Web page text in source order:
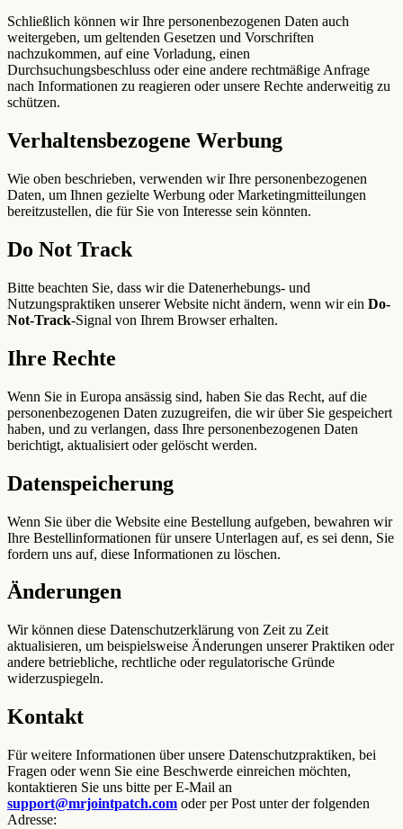
Schließlich können wir Ihre personenbezogenen Daten auch
weitergeben, um geltenden Gesetzen und Vorschriften
nachzukommen, auf eine Vorladung, einen
Durchsuchungsbeschluss oder eine andere rechtmäßige Anfrage
nach Informationen zu reagieren oder unsere Rechte anderweitig zu
schützen.
Verhaltensbezogene Werbung
Wie oben beschrieben, verwenden wir Ihre personenbezogenen
Daten, um Ihnen gezielte Werbung oder Marketingmitteilungen
bereitzustellen, die für Sie von Interesse sein könnten.
Do Not Track
Bitte beachten Sie, dass wir die Datenerhebungs- und
Nutzungspraktiken unserer Website nicht ändern, wenn wir ein Do-
Not-Track-Signal von Ihrem Browser erhalten.
Ihre Rechte
Wenn Sie in Europa ansässig sind, haben Sie das Recht, auf die
personenbezogenen Daten zuzugreifen, die wir über Sie gespeichert
haben, und zu verlangen, dass Ihre personenbezogenen Daten
berichtigt, aktualisiert oder gelöscht werden.
Datenspeicherung
Wenn Sie über die Website eine Bestellung aufgeben, bewahren wir
Ihre Bestellinformationen für unsere Unterlagen auf, es sei denn, Sie
fordern uns auf, diese Informationen zu löschen.
Änderungen
Wir können diese Datenschutzerklärung von Zeit zu Zeit
aktualisieren, um beispielsweise Änderungen unserer Praktiken oder
andere betriebliche, rechtliche oder regulatorische Gründe
widerzuspiegeln.
Kontakt
Für weitere Informationen über unsere Datenschutzpraktiken, bei
Fragen oder wenn Sie eine Beschwerde einreichen möchten,
kontaktieren Sie uns bitte per E-Mail an
support@mrjointpatch.com oder per Post unter der folgenden
Adresse: